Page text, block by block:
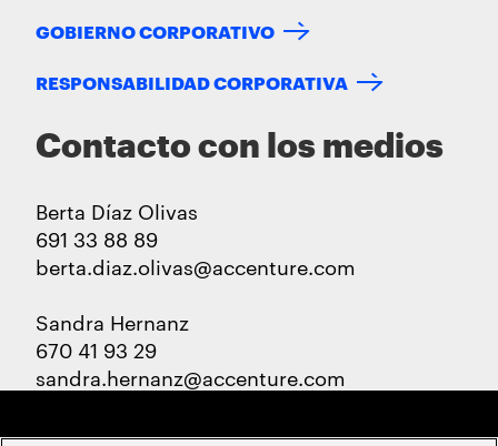
GOBIERNO CORPORATIVO
RESPONSABILIDAD CORPORATIVA
Contacto con los medios
Berta Díaz Olivas
691 33 88 89
berta.diaz.olivas@accenture.com
Sandra Hernanz
670 41 93 29
sandra.hernanz@accenture.com